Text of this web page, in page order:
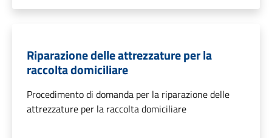
Riparazione delle attrezzature per la
raccolta domiciliare
Procedimento di domanda per la riparazione delle
attrezzature per la raccolta domiciliare